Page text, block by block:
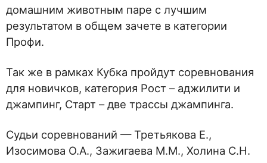
домашним животным паре с лучшим
результатом в общем зачете в категории
Профи.
Так же в рамках Кубка пройдут соревнования
для новичков, категория Рост – аджилити и
джампинг, Старт – две трассы джампинга.
Судьи соревнований — Третьякова Е.,
Изосимова О.А., Зажигаева М.М., Холина С.Н.